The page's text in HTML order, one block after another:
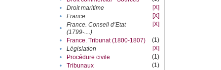
•
Droit maritime
[X]
•
France
[X]
•
France. Conseil d’Etat
(1799-....)
[X]
• France. Tribunat (1800-1807)
(1)
•
Législation
[X]
•
Procédure civile
(1)
•
Tribunaux
(1)